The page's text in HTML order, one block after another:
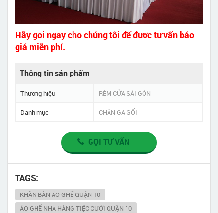
Hãy gọi ngay cho chúng tôi để được tư vấn báo
giá miễn phí.
Thông tin sản phẩm
Thương hiệu RÈM CỬA SÀI GÒN
Danh mục CHĂN GA GỐI
GỌI TƯ VẤN
TAGS:
KHĂN BÀN ÁO GHẾ QUẬN 10
ÁO GHẾ NHÀ HÀNG TIỆC CƯỚI QUẬN 10